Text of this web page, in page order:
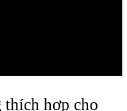
thích hợp cho